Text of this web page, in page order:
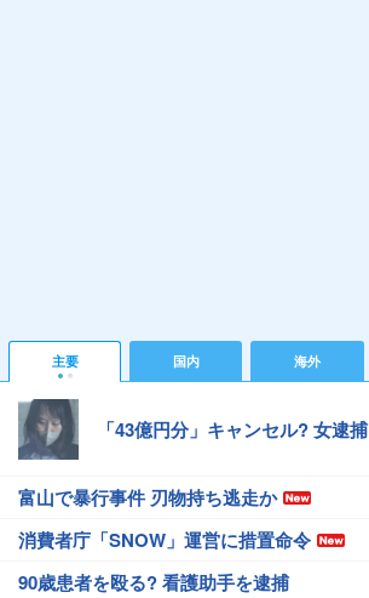
主要 国内 海外
「43億円分」キャンセル? 女逮捕
富山で暴行事件 刃物持ち逃走か
消費者庁「SNOW」運営に措置命令
90歳患者を殴る? 看護助手を逮捕